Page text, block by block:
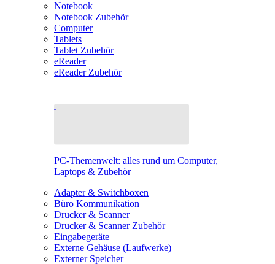
Notebook
Notebook Zubehör
Computer
Tablets
Tablet Zubehör
eReader
eReader Zubehör
PC-Themenwelt: alles rund um Computer,
Laptops & Zubehör
Adapter & Switchboxen
Büro Kommunikation
Drucker & Scanner
Drucker & Scanner Zubehör
Eingabegeräte
Externe Gehäuse (Laufwerke)
Externer Speicher